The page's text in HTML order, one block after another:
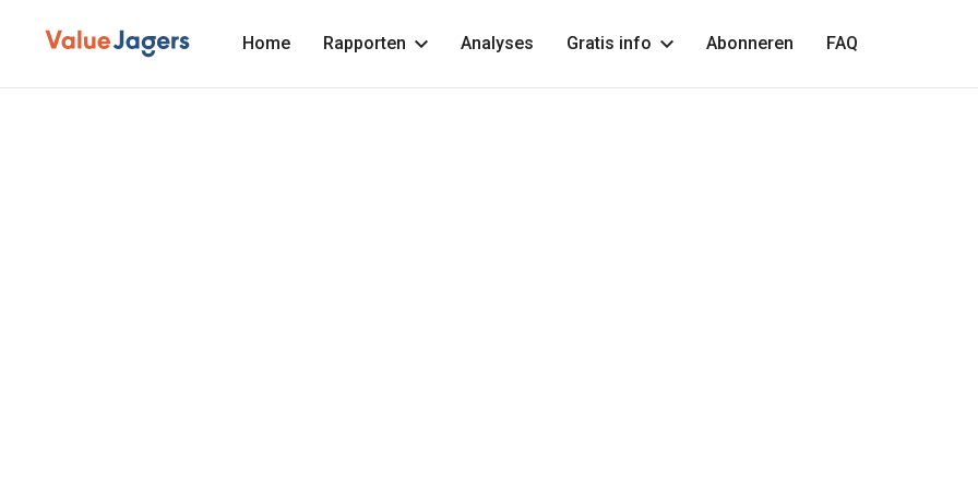
Home Rapporten Analyses Gratis info Abonneren FAQ